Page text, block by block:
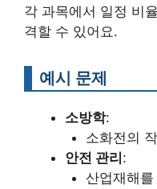
각 과목에서 일정 비
격할 수 있어요.
예시 문제
소방학:
소화전의
안전 관리 :
산업재해